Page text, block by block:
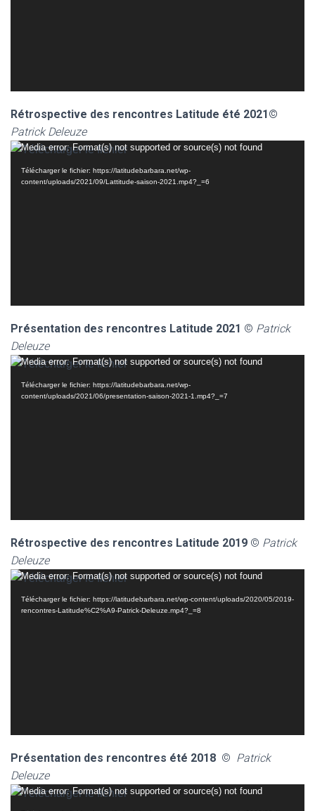
Rétrospective des rencontres Latitude été 2021©
Patrick Deleuze
Lecteur
vidéo
Media error: Format(s) not supported or source(s) not found
Télécharger le fichier: https://latitudebarbara.net/wp-
content/uploads/2021/09/Lattitude-saison-2021.mp4?_=6
Présentation des rencontres Latitude 2021 © Patrick
Deleuze
Lecteur
vidéo
Media error: Format(s) not supported or source(s) not found
Télécharger le fichier: https://latitudebarbara.net/wp-
content/uploads/2021/06/presentation-saison-2021-1.mp4?_=7
Rétrospective des rencontres Latitude 2019 © Patrick
Deleuze
Lecteur
vidéo
Media error: Format(s) not supported or source(s) not found
Télécharger le fichier: https://latitudebarbara.net/wp-content/uploads/2020/05/2019-
rencontres-Latitude%C2%A9-Patrick-Deleuze.mp4?_=8
Présentation des rencontres été 2018 © Patrick
Deleuze
Lecteur
Media error: Format(s) not supported or source(s) not found